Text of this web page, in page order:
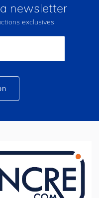
newsletter
exclusives